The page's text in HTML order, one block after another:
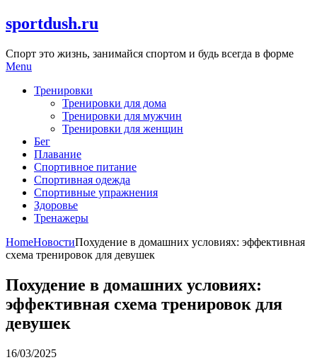
Skip
to
sportdush.ru
Спорт это жизнь, занимайся спортом и будь всегда в форме
Menu
Тренировки
Тренировки для дома
Тренировки для мужчин
Тренировки для женщин
Бег
Плавание
Спортивное питание
Спортивная одежда
Спортивные упражнения
Здоровье
Тренажеры
HomeНовостиПохудение в домашних условиях: эффективная
схема тренировок для девушек
Похудение в домашних условиях:
эффективная схема тренировок для
девушек
16/03/2025